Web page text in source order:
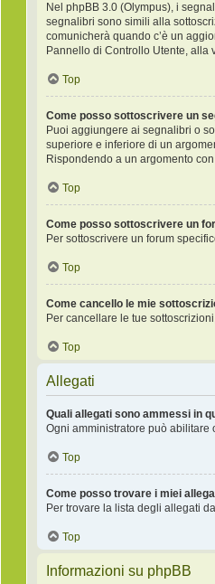
Nel phpBB 3.0 (Olympus), i
segnalibri sono simili alla
comunicherà quando c’è un
Pannello di Controllo Utente, alla
Top
Come posso sottoscrivere un
Puoi aggiungere ai segnalibri o
superiore e inferiore di un
Rispondendo a un argomento
Top
Come posso sottoscrivere un
Per sottoscrivere un forum
Top
Come cancello le mie
Per cancellare le tue
Top
Allegati
Quali allegati sono ammessi in
Ogni amministratore può abilitare
Top
Come posso trovare i miei
Per trovare la lista degli allegati
Top
Informazioni su phpBB